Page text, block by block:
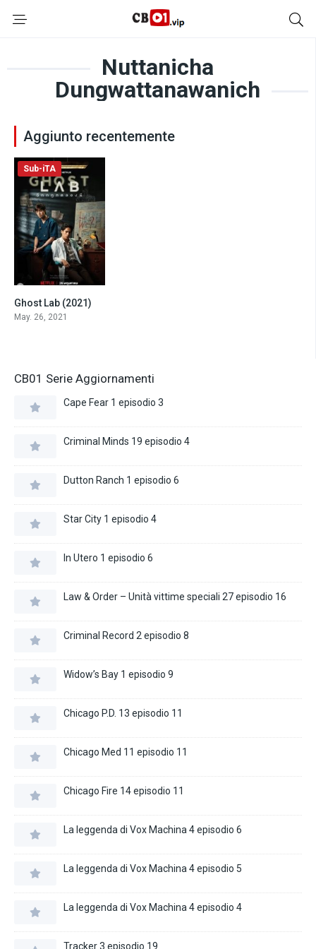
Nuttanicha
Dungwattanawanich
Aggiunto recentemente
Sub-iTA
Ghost Lab (2021)
May. 26, 2021
CB01 Serie Aggiornamenti
Cape Fear 1 episodio 3
Criminal Minds 19 episodio 4
Dutton Ranch 1 episodio 6
Star City 1 episodio 4
In Utero 1 episodio 6
Law & Order – Unità vittime speciali 27 episodio 16
Criminal Record 2 episodio 8
Widow’s Bay 1 episodio 9
Chicago P.D. 13 episodio 11
Chicago Med 11 episodio 11
Chicago Fire 14 episodio 11
La leggenda di Vox Machina 4 episodio 6
La leggenda di Vox Machina 4 episodio 5
La leggenda di Vox Machina 4 episodio 4
Tracker 3 episodio 19